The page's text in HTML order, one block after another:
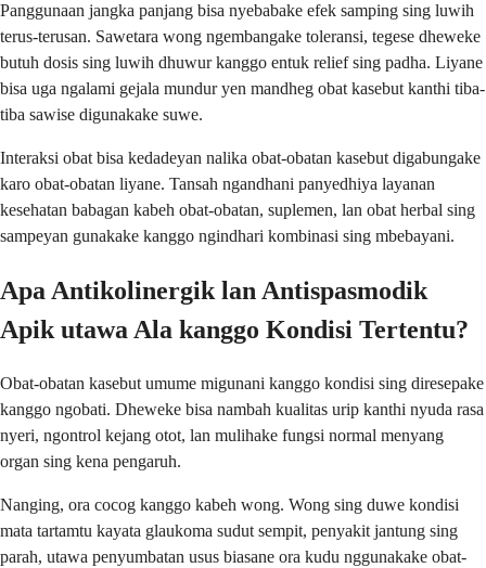
Panggunaan jangka panjang bisa nyebabake efek samping sing luwih
terus-terusan. Sawetara wong ngembangake toleransi, tegese dheweke
butuh dosis sing luwih dhuwur kanggo entuk relief sing padha. Liyane
bisa uga ngalami gejala mundur yen mandheg obat kasebut kanthi tiba-
tiba sawise digunakake suwe.
Interaksi obat bisa kedadeyan nalika obat-obatan kasebut digabungake
karo obat-obatan liyane. Tansah ngandhani panyedhiya layanan
kesehatan babagan kabeh obat-obatan, suplemen, lan obat herbal sing
sampeyan gunakake kanggo ngindhari kombinasi sing mbebayani.
Apa Antikolinergik lan Antispasmodik
Apik utawa Ala kanggo Kondisi Tertentu?
Obat-obatan kasebut umume migunani kanggo kondisi sing diresepake
kanggo ngobati. Dheweke bisa nambah kualitas urip kanthi nyuda rasa
nyeri, ngontrol kejang otot, lan mulihake fungsi normal menyang
organ sing kena pengaruh.
Nanging, ora cocog kanggo kabeh wong. Wong sing duwe kondisi
mata tartamtu kayata glaukoma sudut sempit, penyakit jantung sing
parah, utawa penyumbatan usus biasane ora kudu nggunakake obat-